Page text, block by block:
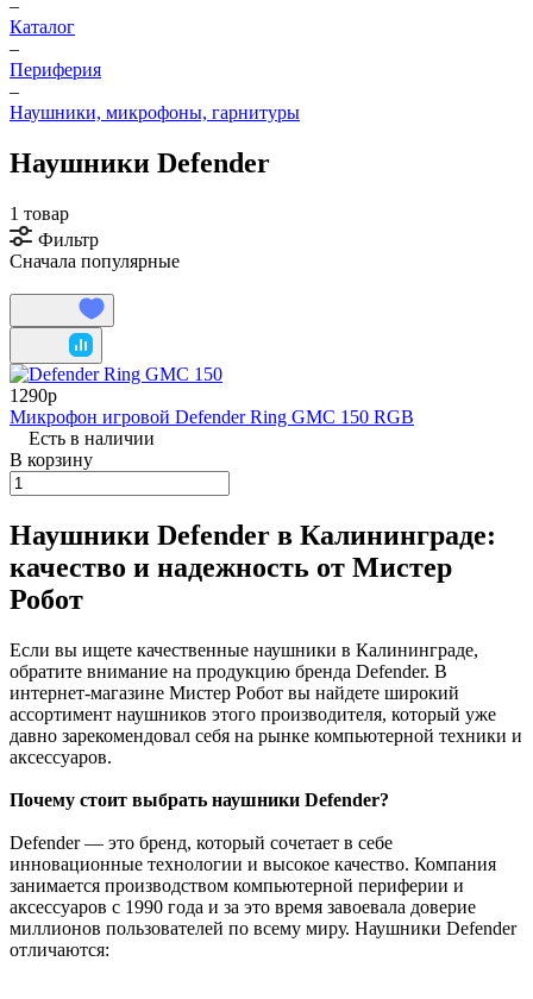
–
Каталог
–
Периферия
–
Наушники, микрофоны, гарнитуры
Наушники Defender
1 товар
Фильтр
Сначала популярные
1290р
Микрофон игровой Defender Ring GMC 150 RGB
Есть в наличии
В корзину
Наушники Defender в Калининграде:
качество и надежность от Мистер
Робот
Если вы ищете качественные наушники в Калининграде,
обратите внимание на продукцию бренда Defender. В
интернет-магазине Мистер Робот вы найдете широкий
ассортимент наушников этого производителя, который уже
давно зарекомендовал себя на рынке компьютерной техники и
аксессуаров.
Почему стоит выбрать наушники Defender?
Defender — это бренд, который сочетает в себе
инновационные технологии и высокое качество. Компания
занимается производством компьютерной периферии и
аксессуаров с 1990 года и за это время завоевала доверие
миллионов пользователей по всему миру. Наушники Defender
отличаются: